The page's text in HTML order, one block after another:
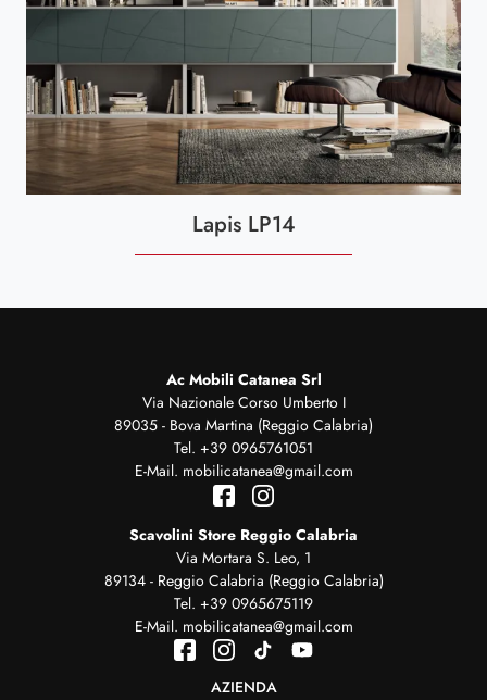
Lapis LP14
Ac Mobili Catanea Srl
Via Nazionale Corso Umberto I
89035 - Bova Martina (Reggio Calabria)
Tel. +39 0965761051
E-Mail. mobilicatanea@gmail.com
Scavolini Store Reggio Calabria
Via Mortara S. Leo, 1
89134 - Reggio Calabria (Reggio Calabria)
Tel. +39 0965675119
E-Mail. mobilicatanea@gmail.com
AZIENDA